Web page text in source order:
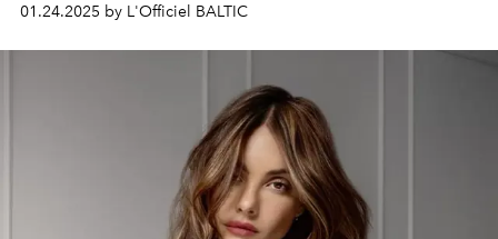
01.24.2025 by L'Officiel BALTIC